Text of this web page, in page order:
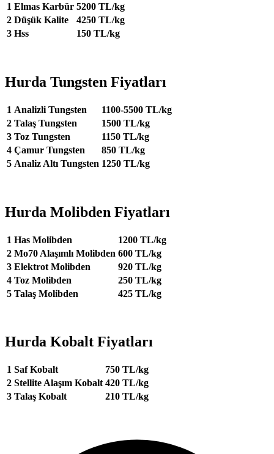
1 Elmas Karbür 5200 TL/kg
2 Düşük Kalite
4250 TL/kg
3 Hss 150 TL/kg
Hurda Tungsten Fiyatları
1 Analizli Tungsten
1100-5500 TL/kg
2 Talaş Tungsten
1500 TL/kg
3 Toz Tungsten
1150 TL/kg
4 Çamur Tungsten
850 TL/kg
5 Analiz Altı Tungsten 1250 TL/kg
Hurda Molibden Fiyatları
1 Has Molibden
1200 TL/kg
2 Mo70 Alaşımlı Molibden 600 TL/kg
3 Elektrot Molibden
920 TL/kg
4 Toz Molibden
250 TL/kg
5 Talaş Molibden 425 TL/kg
Hurda Kobalt Fiyatları
1 Saf Kobalt
750 TL/kg
2 Stellite Alaşım Kobalt 420 TL/kg
3 Talaş Kobalt 210 TL/kg